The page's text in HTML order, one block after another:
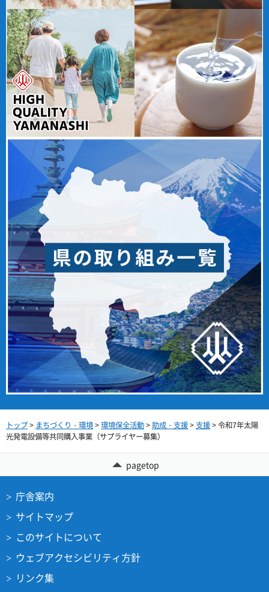
トップ> まちづくり・環境>環境保全活動>助成・支援> 支援> 令和7年太陽
光発電設備等共同購入事業（サプライヤー募集）
pagetop
庁舎案内
サイトマップ
このサイトについて
ウェブアクセシビリティ方針
リンク集